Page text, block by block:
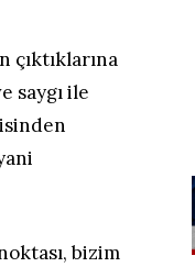
saygı ile
bizim